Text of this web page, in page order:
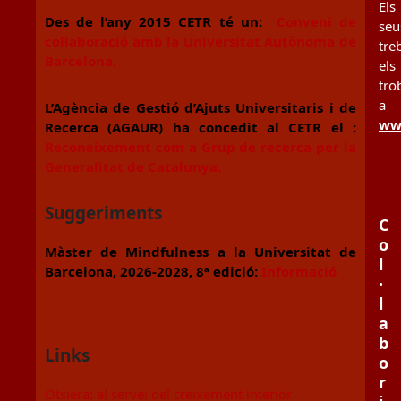
Des de l’any 2015 CETR té un: Conveni de
col·laboració amb la Universitat Autònoma de
Barcelona.
L’Agència de Gestió d’Ajuts Universitaris i de
Recerca (AGAUR) ha concedit al CETR el :
Reconeixement com a Grup de recerca per la
Generalitat de Catalunya.
Suggeriments
Màster de Mindfulness a la Universitat de
Barcelona, 2026-2028, 8ª edició: Informació
Links
Otsiera: al servei del creixement interior
Els
els
a
C
o
l
·
l
a
b
o
r